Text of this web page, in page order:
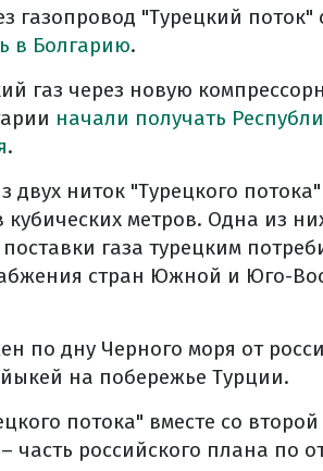
газопровод "Турецкий поток"
в Болгарию.
газ через новую
начали получать
.
ниток "Турецкого потока"
кубических метров. Одна из
газа турецким
стран Южной и Юго-
по дну Черного моря от
на побережье Турции.
потока" вместе со
часть российского плана по